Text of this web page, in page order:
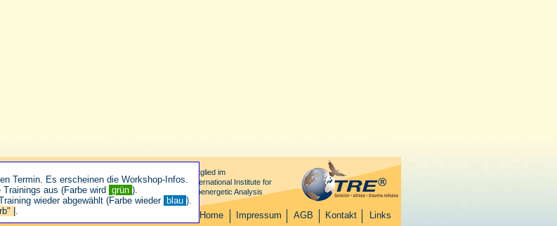
Mitglied im
International Institute for
Bioenergetic Analysis
Home Impressum AGB Kontakt Links
Termin. Es erscheinen die Workshop-Infos.
aus (Farbe wird grün ).
wieder abgewählt (Farbe wieder blau ).
| .